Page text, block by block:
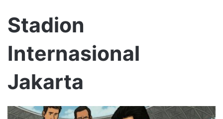
Stadion
Internasional
Jakarta